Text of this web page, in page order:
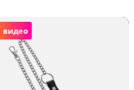
видео